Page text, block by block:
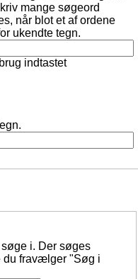
mange søgeord
når blot et af ordene
ukendte tegn.
indtastet
i. Der søges
du fravælger "Søg i